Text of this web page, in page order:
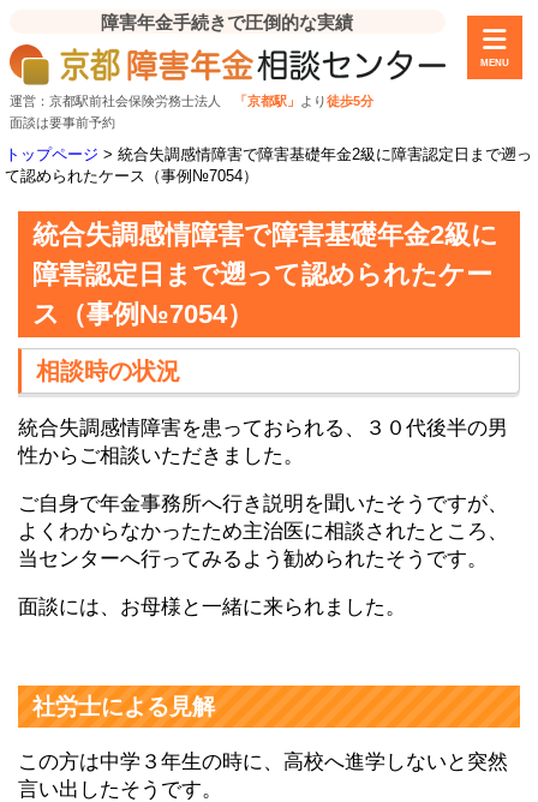
障害年金手続きで圧倒的な実績
運営：京都駅前社会保険労務士法人 「京都駅」 より徒歩5分
面談は要事前予約
MENU
トップページ >統合失調感情障害で障害基礎年金2級に障害認定日まで遡っ
て認められたケース（事例№7054）
統合失調感情障害で障害基礎年金2級に
障害認定日まで遡って認められたケー
ス（事例№7054）
相談時の状況
統合失調感情障害を患っておられる、３０代後半の男
性からご相談いただきました。
ご自身で年金事務所へ行き説明を聞いたそうですが、
よくわからなかったため主治医に相談されたところ、
当センターへ行ってみるよう勧められたそうです。
面談には、お母様と一緒に来られました。
社労士による見解
この方は中学３年生の時に、高校へ進学しないと突然
言い出したそうです。